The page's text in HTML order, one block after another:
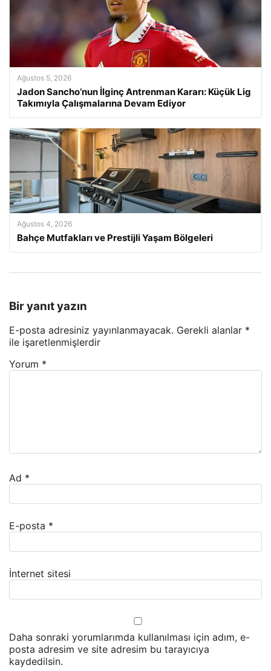
Ağustos 5, 2026
Jadon Sancho’nun İlginç Antrenman Kararı: Küçük Lig
Takımıyla Çalışmalarına Devam Ediyor
Ağustos 4, 2026
Bahçe Mutfakları ve Prestijli Yaşam Bölgeleri
Bir yanıt yazın
E-posta adresiniz yayınlanmayacak. Gerekli alanlar *
ile işaretlenmişlerdir
Yorum *
Ad *
E-posta *
İnternet sitesi
Daha sonraki yorumlarımda kullanılması için adım, e-
posta adresim ve site adresim bu tarayıcıya
kaydedilsin.